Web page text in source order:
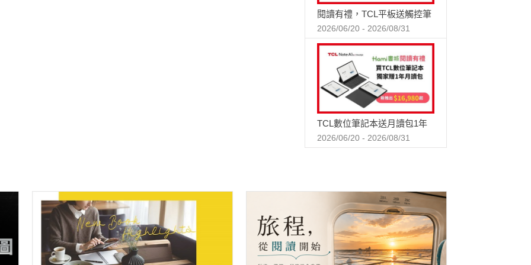
閱讀有禮，TCL平板送觸控筆
2026/06/20 - 2026/08/31
TCL數位筆記本送月讀包1年
2026/06/20 - 2026/08/31